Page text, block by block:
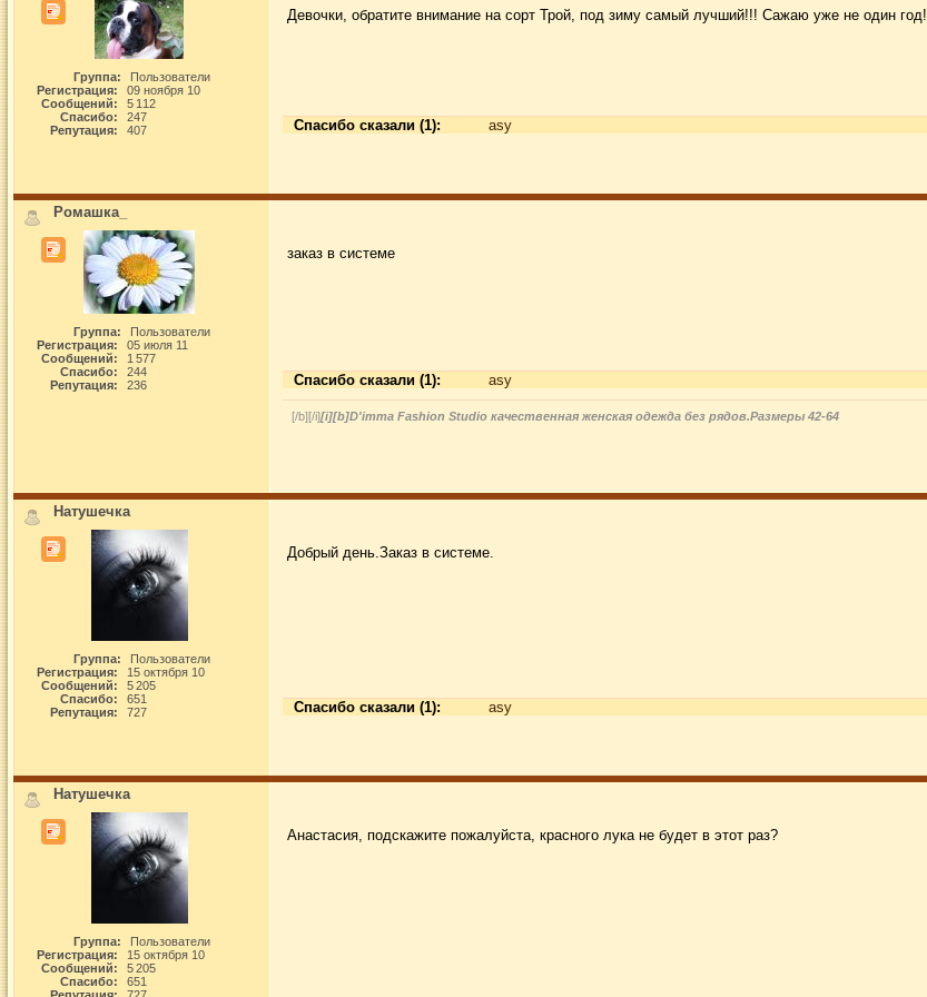
Группа:
Пользователи
Регистрация:
09 ноября 10
Сообщений:
5 112
Спасибо:
247
Репутация:
407
Девочки, обратите внимание на сорт Трой, под зиму самый лучший!!! Сажаю уже не один год!
Спасибо сказали (1): asy
Ромашка_
Группа:
Пользователи
Регистрация:
05 июля 11
Сообщений:
1 577
Спасибо:
244
Репутация:
236
заказ в системе
Спасибо сказали (1): asy
[/b][/i][i][b]D'imma Fashion Studio качественная женская одежда без рядов.Размеры 42-64
Натушечка
Группа:
Пользователи
Регистрация:
15 октября 10
Сообщений:
5 205
Спасибо:
651
Репутация:
727
Добрый день.Заказ в системе.
Спасибо сказали (1): asy
Натушечка
Группа:
Пользователи
Регистрация:
15 октября 10
Сообщений:
5 205
Спасибо:
651
Анастасия, подскажите пожалуйста, красного лука не будет в этот раз?